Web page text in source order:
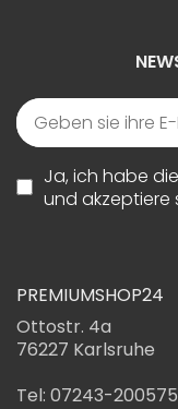
Ja, ich habe die
und akzeptiere
PREMIUMSHOP24
Ottostr. 4a
76227 Karlsruhe
Tel: 07243-